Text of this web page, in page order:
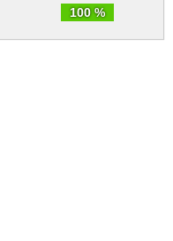
100 %